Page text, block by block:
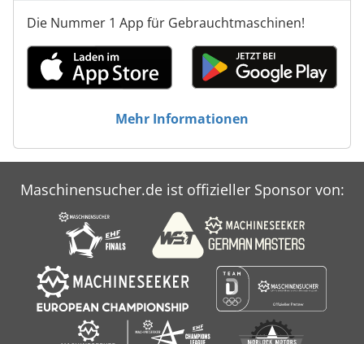
Die Nummer 1 App für Gebrauchtmaschinen!
Mehr Informationen
Maschinensucher.de ist offizieller Sponsor von: